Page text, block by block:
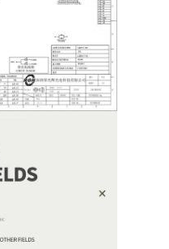
外形寸法